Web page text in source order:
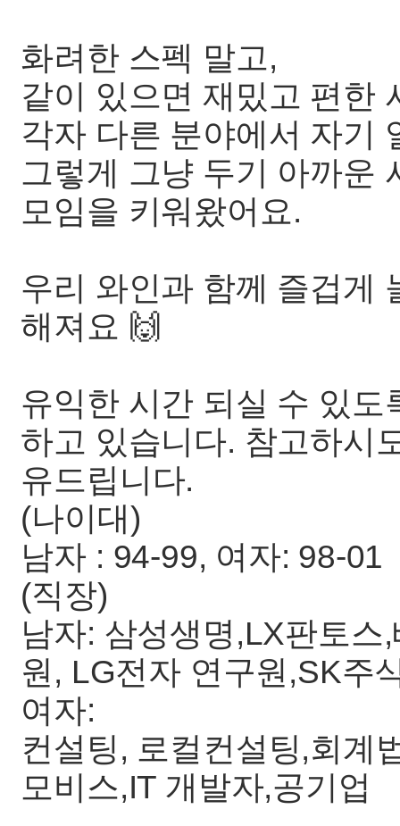
화려한 스펙 말고,
같이 있으면 재밌고 편한
각자 다른 분야에서 자기
그렇게 그냥 두기 아까운
모임을 키워왔어요.
우리 와인과 함께 즐겁게
해져요 🙌
유익한 시간 되실 수 있
하고 있습니다. 참고하시
유드립니다.
(나이대)
남자 : 94-99, 여자: 98-01
(직장)
남자: 삼성생명,LX판토
원, LG전자 연구원,SK주
여자:
컨설팅, 로컬컨설팅,회계
모비스,IT 개발자,공기업